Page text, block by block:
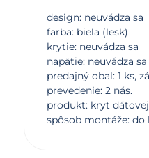
design: neuvádza sa
farba: biela (lesk)
krytie: neuvádza sa
napätie: neuvádza sa
predajný obal: 1 ks,
prevedenie: 2 nás.
produkt: kryt dátovej
spôsob montáže: do